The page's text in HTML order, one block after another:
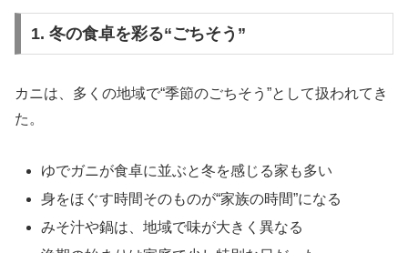
1. 冬の食卓を彩る“ごちそう”
カニは、多くの地域で“季節のごちそう”として扱われてき
た。
ゆでガニが食卓に並ぶと冬を感じる家も多い
身をほぐす時間そのものが“家族の時間”になる
みそ汁や鍋は、地域で味が大きく異なる